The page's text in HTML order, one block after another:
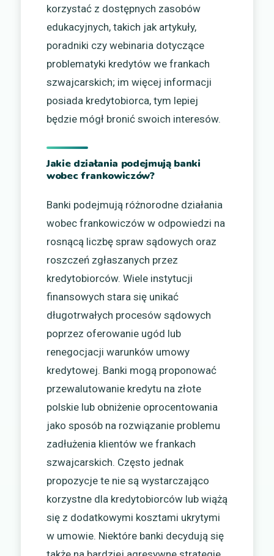
korzystać z dostępnych zasobów
edukacyjnych, takich jak artykuły,
poradniki czy webinaria dotyczące
problematyki kredytów we frankach
szwajcarskich; im więcej informacji
posiada kredytobiorca, tym lepiej
będzie mógł bronić swoich interesów.
Jakie działania podejmują banki
wobec frankowiczów?
Banki podejmują różnorodne działania
wobec frankowiczów w odpowiedzi na
rosnącą liczbę spraw sądowych oraz
roszczeń zgłaszanych przez
kredytobiorców. Wiele instytucji
finansowych stara się unikać
długotrwałych procesów sądowych
poprzez oferowanie ugód lub
renegocjacji warunków umowy
kredytowej. Banki mogą proponować
przewalutowanie kredytu na złote
polskie lub obniżenie oprocentowania
jako sposób na rozwiązanie problemu
zadłużenia klientów we frankach
szwajcarskich. Często jednak
propozycje te nie są wystarczająco
korzystne dla kredytobiorców lub wiążą
się z dodatkowymi kosztami ukrytymi
w umowie. Niektóre banki decydują się